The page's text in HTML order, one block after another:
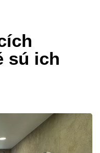
sú ich